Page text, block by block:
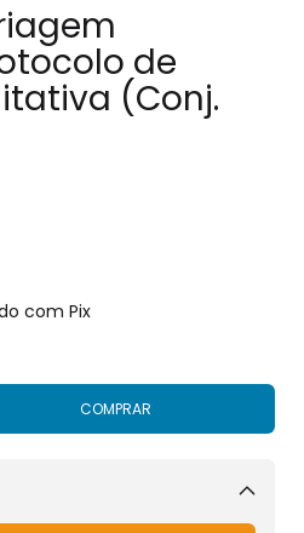
de
(Conj.
com Pix